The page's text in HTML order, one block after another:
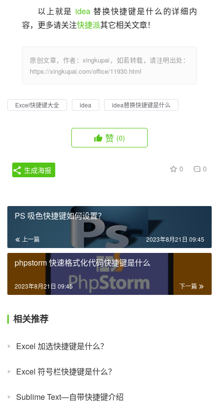
以上就是 idea 替换快捷键是什么的详细内
容，更多请关注快捷派其它相关文章！
原创文章，作者：xingkupai，如若转载，请注明出处：
https://xingkupai.com/office/11930.html
Excel快捷键大全 idea idea替换快捷键是什么
赞 (0)
0 0
生成海报
PS 吸色快捷键如何设置？
上一篇 2023年8月21日 09:45
phpstorm 快速格式化代码快捷键是什么
下一篇
2023年8月21日 09:45
相关推荐
Excel 加选快捷键是什么？
Excel 符号栏快捷键是什么？
Sublime Text—自带快捷键介绍